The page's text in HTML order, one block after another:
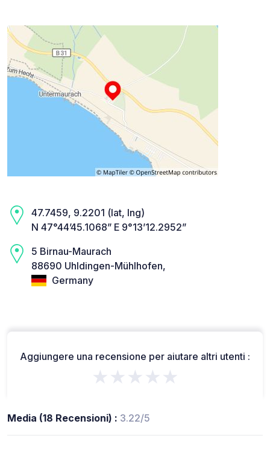
47.7459, 9.2201 (lat, lng)
N 47°44’45.1068” E 9°13’12.2952”
5 Birnau-Maurach
88690 Uhldingen-Mühlhofen,
Germany
Aggiungere una recensione per aiutare altri utenti :
★★★★★
Media (18 Recensioni) : 3.22/5